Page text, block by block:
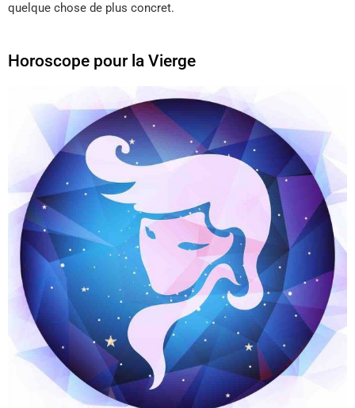
quelque chose de plus concret.
Horoscope pour la Vierge